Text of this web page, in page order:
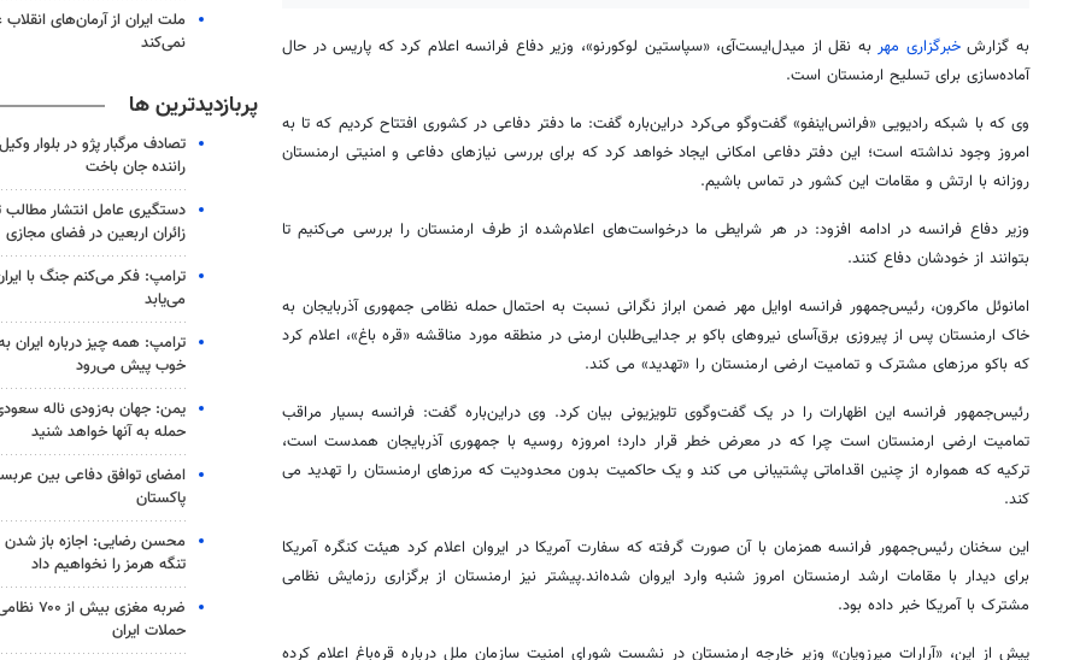
به گزارشخبرگزاری مهربه نقل از میدل‌ایست‌آی، «سپاستین لوکورنو»، وزیر دفاع فرانسهاعلام کرد که پاریس در حال
آماده‌سازی برای تسلیح ارمنستان است.
وی که با شبکه رادیویی «فرانس‌اینفو» گفت‌وگو می‌کرد دراین‌باره گفت: ما دفتر دفاعی در کشوری افتتاح کردیم که تا به
امروز وجود نداشته است؛ این دفتر دفاعی امکانی ایجاد خواهد کرد که برای بررسی نیازهای دفاعی و امنیتی ارمنستان
روزانه با ارتش و مقامات این کشور در تماس باشیم.
وزیر دفاع فرانسه در ادامه افزود: در هر شرایطی ما درخواست‌های اعلام‌شده از طرف ارمنستان را بررسی می‌کنیم تا
بتوانند از خودشان دفاع کنند.
امانوئل ماکرون، رئیس‌جمهور فرانسه اوایل مهر ضمن ابراز نگرانی نسبت به احتمال حمله نظامی جمهوری آذربایجان به
خاک ارمنستان پس از پیروزی برق‌آسای نیروهای باکو بر جدایی‌طلبان ارمنی در منطقه مورد مناقشه «قره باغ»، اعلام کرد
که باکو مرزهای مشترک و تمامیت ارضی ارمنستان را «تهدید» می کند.
رئیس‌جمهور فرانسه این اظهارات را در یک گفت‌وگوی تلویزیونی بیان کرد. وی دراین‌باره گفت: فرانسه بسیار مراقب
تمامیت ارضی ارمنستان است چرا که در معرض خطر قرار دارد؛ امروزه روسیه با جمهوری آذربایجان همدست است،
ترکیه که همواره از چنین اقداماتی پشتیبانی می کند و یک حاکمیت بدون محدودیت که مرزهای ارمنستان را تهدید می
کند.
این سخنان رئیس‌جمهور فرانسه همزمان با آن صورت گرفته که سفارت آمریکا در ایروان اعلام کرد هیئت کنگره آمریکا
برای دیدار با مقامات ارشد ارمنستان امروز شنبه وارد ایروان شده‌اند.پیشتر نیز ارمنستان از برگزاری رزمایش نظامی
مشترک با آمریکا خبر داده بود.
پیش از این، «آرارات میرزویان» وزیر خارجه ارمنستان در نشست شورای امنیت سازمان ملل درباره قره‌باغ اعلام کرده
ملت ایران از آرمان‌های
نمی‌کند
پربازدیدترین ها
تصادف مرگبار پژو در بلوار
راننده جان باخت
دستگیری عامل انتشار مطالب
زائران اربعین در فضای مجازی
ترامپ: فکر می‌کنم جنگ با
می‌یابد
ترامپ: همه چیز درباره ایران
خوب پیش می‌رود
یمن: جهان به‌زودی ناله
حمله به آنها خواهد شنید
امضای توافق دفاعی بین
پاکستان
محسن رضایی: اجازه باز
تنگه هرمز را نخواهیم داد
ضربه مغزی
حملات ایران